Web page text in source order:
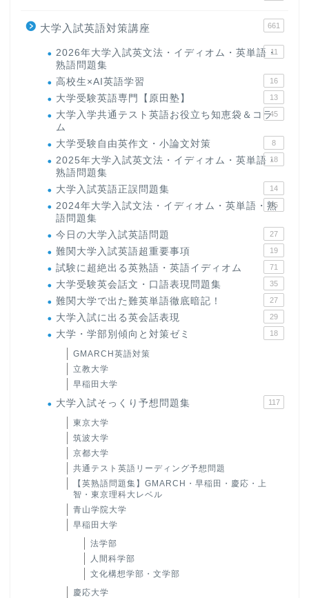
大学入試英語対策講座 661
2026年大学入試英文法・イディオム・英単語・
熟語問題集
11
高校生×AI英語学習 16
大学受験英語専門【原田塾】 13
大学入学共通テスト英語お役立ち知恵袋＆コラ
ム
45
大学受験自由英作文・小論文対策 8
2025年大学入試英文法・イディオム・英単語・
熟語問題集
18
大学入試英語正誤問題集 14
2024年大学入試文法・イディオム・英単語・熟
語問題集
15
今日の大学入試英語問題 27
難関大学入試英語超重要事項 19
試験に超絶出る英熟語・英語イディオム 71
大学受験英会話文・口語表現問題集 35
難関大学で出た難英単語徹底暗記！ 27
大学入試に出る英会話表現 29
大学・学部別傾向と対策ゼミ 18
GMARCH英語対策
立教大学
早稲田大学
大学入試そっくり予想問題集 117
東京大学
筑波大学
京都大学
共通テスト英語リーディング予想問題
【英熟語問題集】GMARCH・早稲田・慶応・上
智・東京理科大レベル
青山学院大学
早稲田大学
法学部
人間科学部
文化構想学部・文学部
慶応大学